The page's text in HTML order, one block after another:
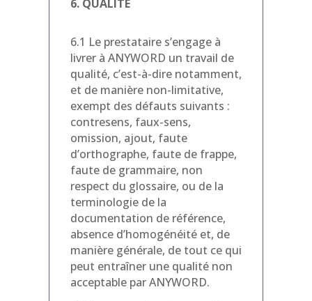
6. QUALITÉ
6.1 Le prestataire s’engage à
livrer à ANYWORD un travail de
qualité, c’est-à-dire notamment,
et de manière non-limitative,
exempt des défauts suivants :
contresens, faux-sens,
omission, ajout, faute
d’orthographe, faute de frappe,
faute de grammaire, non
respect du glossaire, ou de la
terminologie de la
documentation de référence,
absence d’homogénéité et, de
manière générale, de tout ce qui
peut entraîner une qualité non
acceptable par ANYWORD.